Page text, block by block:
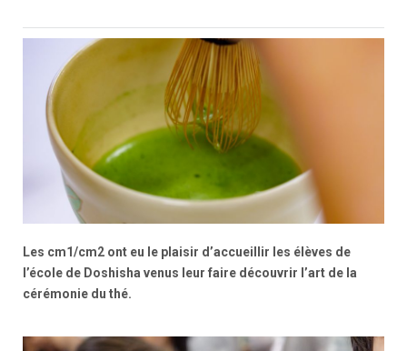
Les cm1/cm2 ont eu le plaisir d’accueillir les élèves de
l’école de Doshisha venus leur faire découvrir l’art de la
cérémonie du thé.